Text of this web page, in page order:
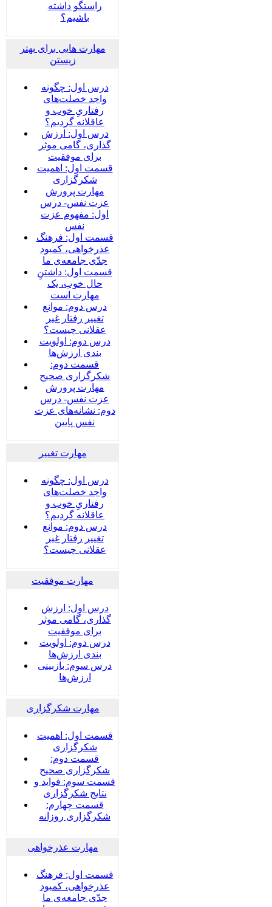
راستگو داشته
باشیم؟
مهارت هایی برای بهتر
زیستن
درس اول: چگونه
واجد خصلت‌های
رفتاریِ خوب و
عاقلانه گردیم؟
درس اول: ارزش
گذاری، گامی موثر
برای موفقیت
قسمت اول: اهمیت
شکرگزاری
مهارت پرورش
عزت نفس- درس
اول: مفهوم عزت
نفس
قسمت اول: فرهنگ
عذرخواهی، کمبود
جدّی جامعه‌ی ما
قسمت اول: داشتنِ
حال خوب، یک
مهارت است
درس دوم: موانع
تغییر رفتار غیر
عقلانی چیست؟
درس دوم: اولویت
بندی ارزش‌ها
قسمت دوم:
شکرگزاری صحیح
مهارت پرورش
عزت نفس- درس
دوم: نشانه‌های عزت
نفس پایین
مهارت تغییر
درس اول: چگونه
واجد خصلت‌های
رفتاریِ خوب و
عاقلانه گردیم؟
درس دوم: موانع
تغییر رفتار غیر
عقلانی چیست؟
مهارت موفقیت
درس اول: ارزش
گذاری، گامی موثر
برای موفقیت
درس دوم: اولویت
بندی ارزش‌ها
درس سوم: بازبینی
ارزش‌ها
مهارت شکرگزاری
قسمت اول: اهمیت
شکرگزاری
قسمت دوم:
شکرگزاری صحیح
قسمت سوم: فواید و
نتایج شکرگزاری
قسمت چهارم:
شکرگزاری روزانه
مهارت عذرخواهی
قسمت اول: فرهنگ
عذرخواهی، کمبود
جدّی جامعه‌ی ما